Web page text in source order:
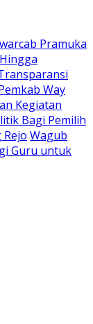
Pramuka
Way
Kegiatan
Bagi Pemilih
Rejo Wagub
Guru untuk